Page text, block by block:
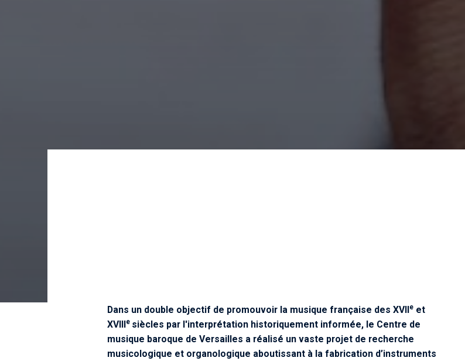
Dans un double objectif de promouvoir la musique française des XVIIe et
XVIIIe siècles par l'interprétation historiquement informée, le Centre de
musique baroque de Versailles a réalisé un vaste projet de recherche
musicologique et organologique aboutissant à la fabrication d’instruments